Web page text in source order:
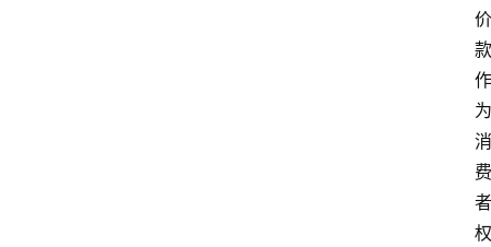
价
款
作
为
消
费
者
权